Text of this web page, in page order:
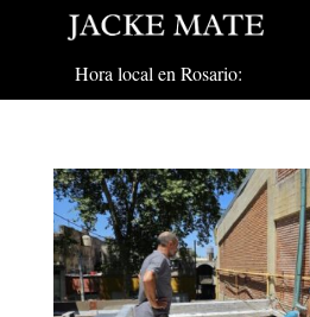
Hora local en Rosario: